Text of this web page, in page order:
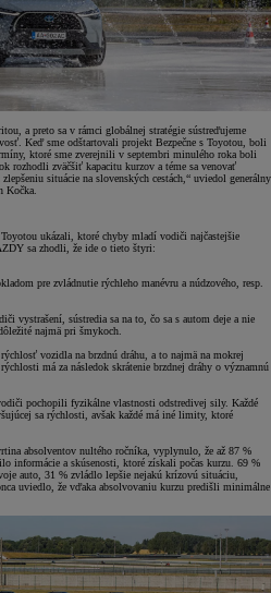
a preto sa v rámci globálnej stratégie sústreďujeme
Keď sme odštartovali projekt Bezpečne s Toyotou, boli
ktoré sme zverejnili v septembri minulého roka boli
rozhodli zväčšiť kapacitu kurzov a téme sa venovať
situácie na slovenských cestách,“ uviedol generálny
Kočka.
ukázali, ktoré chyby mladí vodiči najčastejšie
sa zhodli, že ide o tieto štyri:
pre zvládnutie rýchleho manévru a núdzového, resp.
vystrašení, sústredia sa na to, čo sa s autom deje a nie
najmä pri šmykoch.
vozidla na brzdnú dráhu, a to najmä na mokrej
má za následok skrátenie brzdnej dráhy o významnú
pochopili fyzikálne vlastnosti odstredivej sily. Každé
sa rýchlosti, avšak každé má iné limity, ktoré
absolventov nultého ročníka, vyplynulo, že až 87 %
informácie a skúsenosti, ktoré získali počas kurzu. 69 %
auto, 31 % zvládlo lepšie nejakú krízovú situáciu,
uviedlo, že vďaka absolvovaniu kurzu predišli minimálne